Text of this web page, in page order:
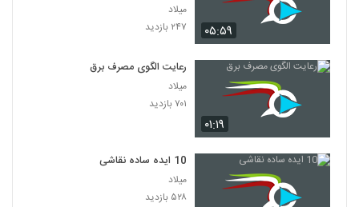
۰۵:۵۹
میلاد
۲۴۷ بازدید
۰۱:۱۹
رعایت الگوی مصرف برق
میلاد
۷۰۱ بازدید
10 ایده ساده نقاشی
میلاد
۵۲۸ بازدید